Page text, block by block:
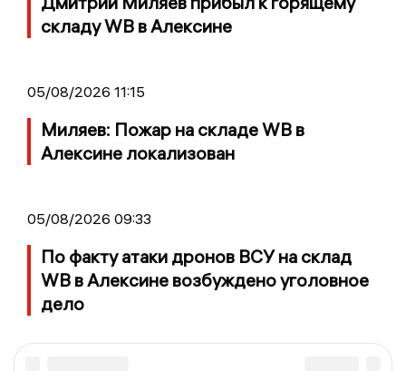
складу WB в Алексине
05/08/2026 11:15
Миляев: Пожар на складе WB в
Алексине локализован
05/08/2026 09:33
По факту атаки дронов ВСУ на склад
WB в Алексине возбуждено уголовное
дело